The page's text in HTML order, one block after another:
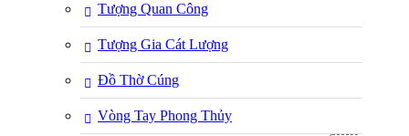
Tượng Quan Công
Tượng Gia Cát Lượng
Đồ Thờ Cúng
Vòng Tay Phong Thủy